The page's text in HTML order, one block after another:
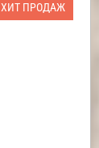
ХИТ ПРОДАЖ